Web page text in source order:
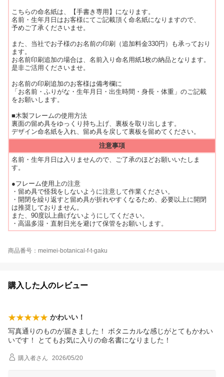
こちらの命名紙は、【手書き専用】になります。
名前・生年月日はお客様にてご記載頂く命名紙になりますので、
予めご了承くださいませ。
また、当社でお子様のお名前の印刷（追加料金330円）も承っており
ます。
お名前印刷追加の場合は、名前入り命名用紙1枚の納品となります。
是非ご活用くださいませ。
お名前の印刷追加のお客様は備考欄に
「お名前・ふりがな・生年月日・出生時間・身長・体重」のご記載
をお願いします。
■木製フレームの使用方法
裏面の留め具をゆっくり持ち上げ、裏板を取り出します。
デザイン命名紙を入れ、留め具を戻して裏板を留めてください。
注意事項
名前・生年月日は入りませんので、ご了承のほどお願いいたしま
す。
●フレーム使用上の注意
・留め具で怪我をしないように注意して作業ください。
・開閉を繰り返すと留め具が折れやすくなるため、必要以上に開閉
は推奨しておりません。
また、90度以上曲げないようにしてください。
・高温多湿・直射日光を避けて保管をお願いします。
商品番号：meimei-botanical-f-t-gaku
購入した人のレビュー
かわいい！
写真通りのものが届きました！ ボタニカルな感じがとてもかわい
いです！ とてもお気に入りの命名書になりました！
購入者さん 2026/05/20